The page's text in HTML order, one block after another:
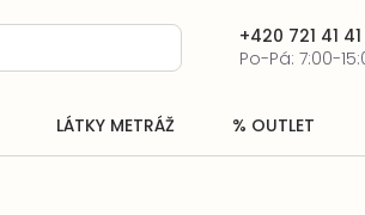
+420 721 41 41
Po-Pá: 7:00-
LÁTKY METRÁŽ % OUTLET